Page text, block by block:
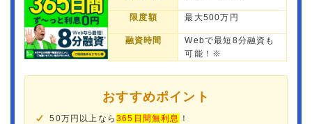
限度額 最大500万円
融資時間
Webで最短8分融資も
可能！※
おすすめポイント
50万円以上なら365日間無利息
！